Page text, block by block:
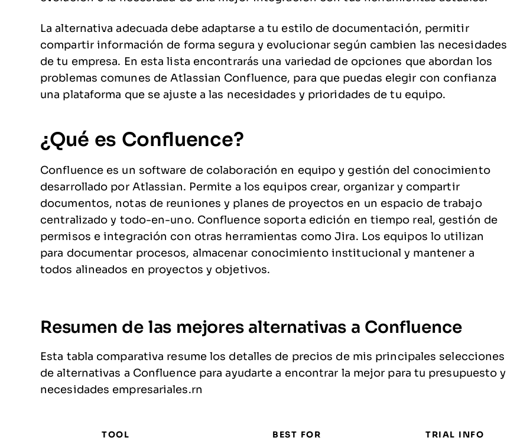
La alternativa adecuada debe adaptarse a tu estilo de documentación, permitir
compartir información de forma segura y evolucionar según cambien las necesidades
de tu empresa. En esta lista encontrarás una variedad de opciones que abordan los
problemas comunes de Atlassian Confluence, para que puedas elegir con confianza
una plataforma que se ajuste a las necesidades y prioridades de tu equipo.
¿Qué es Confluence?
Confluence es un software de colaboración en equipo y gestión del conocimiento
desarrollado por Atlassian. Permite a los equipos crear, organizar y compartir
documentos, notas de reuniones y planes de proyectos en un espacio de trabajo
centralizado y todo-en-uno. Confluence soporta edición en tiempo real, gestión de
permisos e integración con otras herramientas como Jira. Los equipos lo utilizan
para documentar procesos, almacenar conocimiento institucional y mantener a
todos alineados en proyectos y objetivos.
Resumen de las mejores alternativas a Confluence
Esta tabla comparativa resume los detalles de precios de mis principales selecciones
de alternativas a Confluence para ayudarte a encontrar la mejor para tu presupuesto y
necesidades empresariales.rn
TOOL BEST FOR TRIAL INFO